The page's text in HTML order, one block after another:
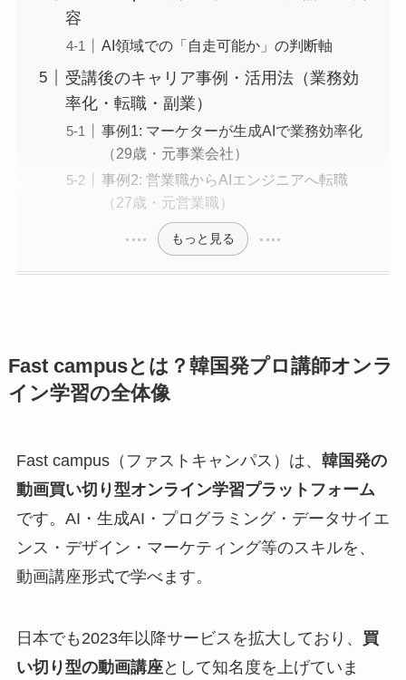
容
AI領域での「自走可能か」の判断軸
受講後のキャリア事例・活用法（業務効
率化・転職・副業）
事例1: マーケターが生成AIで業務効率化
（29歳・元事業会社）
事例2: 営業職からAIエンジニアへ転職
（27歳・元営業職）
もっと見る
Fast campusとは？韓国発プロ講師オンラ
イン学習の全体像
Fast campus（ファストキャンパス）は、 韓国発の
動画買い切り型オンライン学習プラットフォーム
です。AI・生成AI・プログラミング・データサイエ
ンス・デザイン・マーケティング等のスキルを、
動画講座形式で学べます。
日本でも2023年以降サービスを拡大しており、 買
い切り型の動画講座として知名度を上げていま